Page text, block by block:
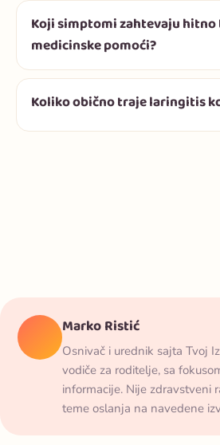
Koji simptomi zahtevaju
medicinske pomoći?
Koliko obično traje laringitis
Marko Ristić
Osnivač i urednik sajta Tvoj
vodiče za roditelje, sa
informacije. Nije zdravstveni
teme oslanja na navedene